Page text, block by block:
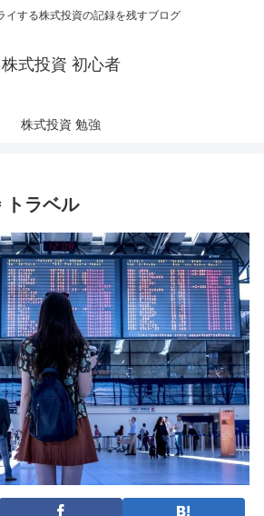
イする株式投資の記録を残すブログ
株式投資 初心者
株式投資 勉強
トラベル